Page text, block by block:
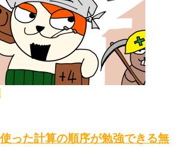
使った計算の順序が勉強できる無